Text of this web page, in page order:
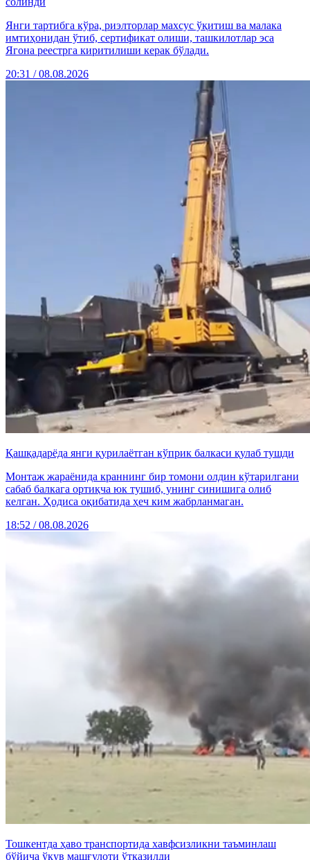
Янги тартибга кўра, риэлторлар махсус ўқитиш ва малака
имтиҳонидан ўтиб, сертификат олиши, ташкилотлар эса
Ягона реестрга киритилиши керак бўлади.
20:31 / 08.08.2026
Қашқадарёда янги қурилаётган кўприк балкаси қулаб тушди
Монтаж жараёнида краннинг бир томони олдин кўтарилгани
сабаб балкага ортиқча юк тушиб, унинг синишига олиб
келган. Ҳодиса оқибатида ҳеч ким жабрланмаган.
18:52 / 08.08.2026
Тошкентда ҳаво транспортида хавфсизликни таъминлаш
бўйича ўқув машғулоти ўтказилди